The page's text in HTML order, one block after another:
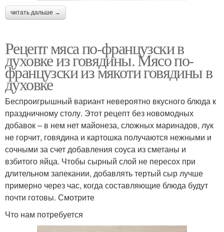
читать дальше →
Рецепт мяса по-французски в
духовке из говядины. Мясо по-
французски из мякоти говядины в
духовке
Беспроигрышный вариант невероятно вкусного блюда к
праздничному столу. Этот рецепт без новомодных
добавок – в нем нет майонеза, сложных маринадов, лук
не горчит, говядина и картошка получаются нежными и
сочными за счет добавления соуса из сметаны и
взбитого яйца. Чтобы сырный слой не пересох при
длительном запекании, добавлять тертый сыр лучше
примерно через час, когда составляющие блюда будут
почти готовы. Смотрите
Что нам потребуется